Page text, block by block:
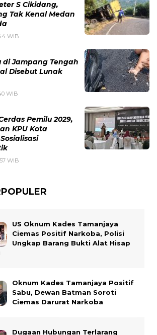
S Cikidang,
Tak Kenal Medan
WIB
di Jampang Tengah
Disebut Lunak
WIB
Pemilu 2029,
KPU Kota
WIB
US Oknum Kades Tamanjaya
Ciemas Positif Narkoba, Polisi
Ungkap Barang Bukti Alat Hisap
Oknum Kades Tamanjaya Positif
Sabu, Dewan Batman Soroti
Ciemas Darurat Narkoba
Dugaan Hubungan Terlarang